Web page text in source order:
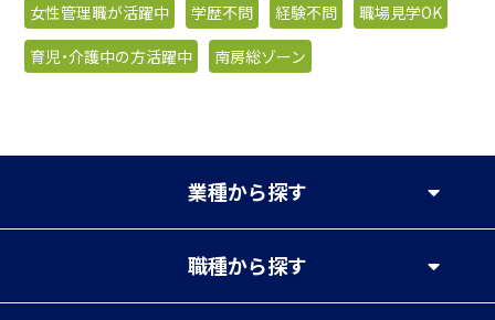
女性管理職が活躍中
学歴不問 経験不問
職場見学OK
育児・介護中の方活躍中
南房総ゾーン
業種から探す
職種から探す